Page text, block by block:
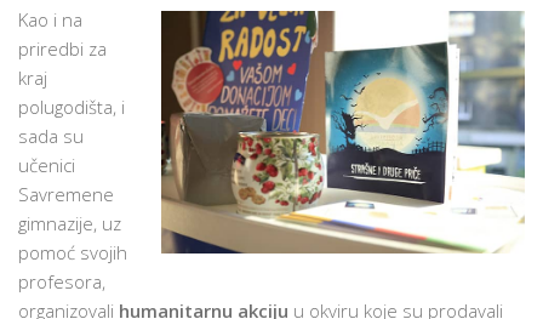
Kao i na
priredbi za
kraj
polugodišta, i
sada su
učenici
Savremene
gimnazije, uz
pomoć svojih
profesora,
organizovali humanitarnu akciju u okviru koje su prodavali